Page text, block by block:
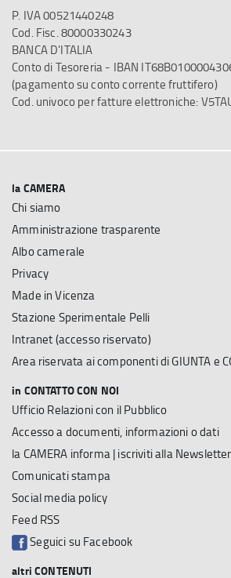
P. IVA 00521440248
Cod. Fisc. 80000330243
BANCA D'ITALIA
Conto di Tesoreria - IBAN
(pagamento su conto corrente fruttifero)
Cod. univoco per fatture elettroniche:
la CAMERA
Chi siamo
Amministrazione trasparente
Albo camerale
Privacy
Made in Vicenza
Stazione Sperimentale Pelli
Intranet (accesso riservato)
Area riservata ai componenti di GIUNTA e
in CONTATTO CON NOI
Ufficio Relazioni con il Pubblico
Accesso a documenti, informazioni o dati
la CAMERA informa | iscriviti alla Newsletter
Comunicati stampa
Social media policy
Feed RSS
Seguici su Facebook
altri CONTENUTI